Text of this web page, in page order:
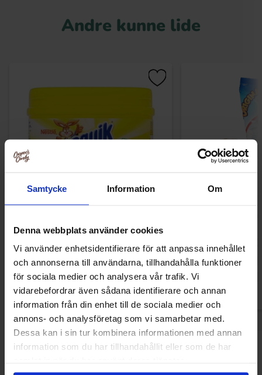
Samtycke Information Om
Denna webbplats använder cookies
Vi använder enhetsidentifierare för att anpassa innehållet
och annonserna till användarna, tillhandahålla funktioner
för sociala medier och analysera vår trafik. Vi
vidarebefordrar även sådana identifierare och annan
information från din enhet till de sociala medier och
annons- och analysföretag som vi samarbetar med.
Dessa kan i sin tur kombinera informationen med annan
information som du har tillhandahållit eller som de har
Andre kunne lide
56.90 kr
Køb
Sidst sete